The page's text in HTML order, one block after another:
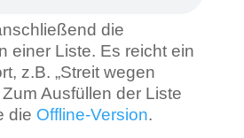
die
einer Liste. Es reicht ein
z.B. „Streit wegen
Ausfüllen der Liste
die Offline-Version.